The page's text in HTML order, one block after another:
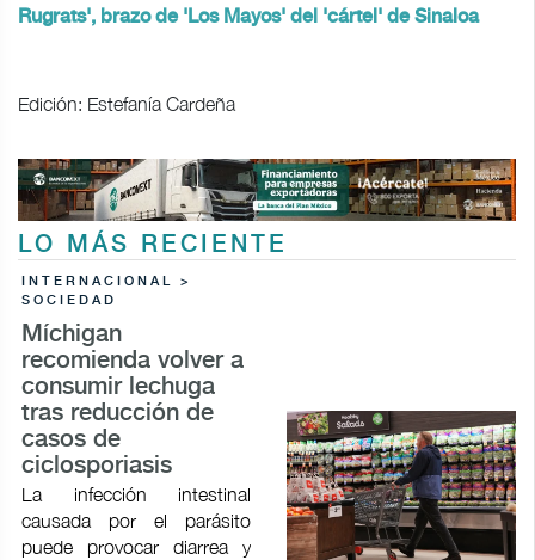
Rugrats', brazo de 'Los Mayos' del 'cártel' de Sinaloa
Edición: Estefanía Cardeña
LO MÁS RECIENTE
INTERNACIONAL >
SOCIEDAD
Míchigan
recomienda volver a
consumir lechuga
tras reducción de
casos de
ciclosporiasis
La infección intestinal
causada por el parásito
puede provocar ​diarrea y